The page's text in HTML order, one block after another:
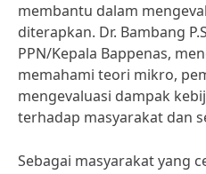
membantu dalam
diterapkan. Dr. Bambang
PPN/Kepala Bappenas,
memahami teori mikro,
mengevaluasi dampak
terhadap masyarakat dan
Sebagai masyarakat yang